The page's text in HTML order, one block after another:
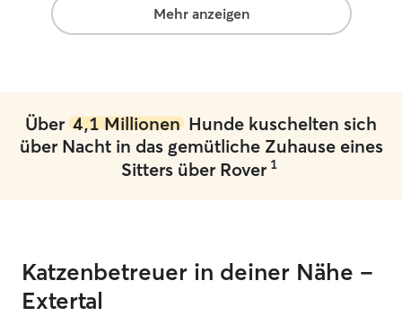
guten Händen
ich eine
freue mich
Katze(n)
with a lovely 5-
Mehr anzeigen
Über 4,1 Millionen Hunde kuschelten sich
über Nacht in das gemütliche Zuhause eines
Sitters über Rover 1
Katzenbetreuer in deiner Nähe –
Extertal